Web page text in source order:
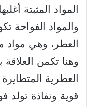
المواد المثبتة
والمواد الفواحة
العطر، وهي مواد
وهنا تكمن العلاقة
العطرية
قوية ونفاذة